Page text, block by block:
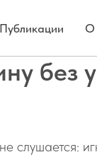
Публикации О
без
слушается: